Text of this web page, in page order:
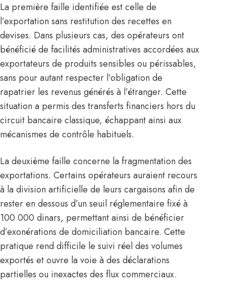
La première faille identifiée est celle de
l’exportation sans restitution des recettes en
devises. Dans plusieurs cas, des opérateurs ont
bénéficié de facilités administratives accordées aux
exportateurs de produits sensibles ou périssables,
sans pour autant respecter l’obligation de
rapatrier les revenus générés à l’étranger. Cette
situation a permis des transferts financiers hors du
circuit bancaire classique, échappant ainsi aux
mécanismes de contrôle habituels.
La deuxième faille concerne la fragmentation des
exportations. Certains opérateurs auraient recours
à la division artificielle de leurs cargaisons afin de
rester en dessous d’un seuil réglementaire fixé à
100 000 dinars, permettant ainsi de bénéficier
d’exonérations de domiciliation bancaire. Cette
pratique rend difficile le suivi réel des volumes
exportés et ouvre la voie à des déclarations
partielles ou inexactes des flux commerciaux.